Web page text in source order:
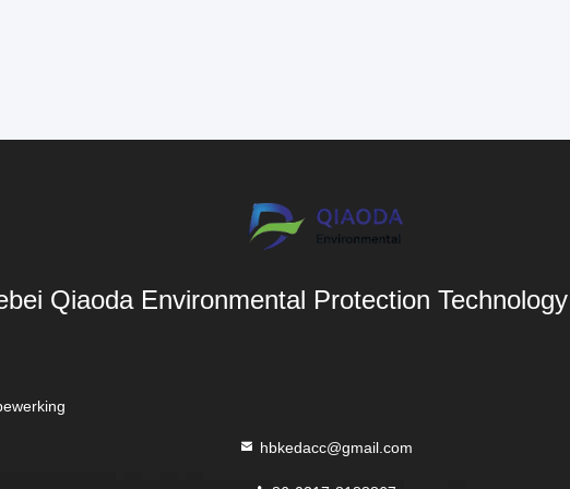
Qiaoda Environmental Protection Technology
hbkedacc@gmail.com